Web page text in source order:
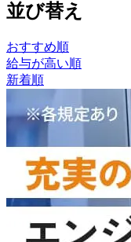
並び替え
おすすめ順
給与が高い順
新着順